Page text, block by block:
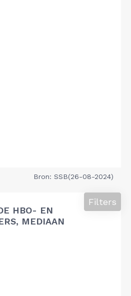
Bron: SSB(26-08-2024)
HBO- EN
MEDIAAN
Filters